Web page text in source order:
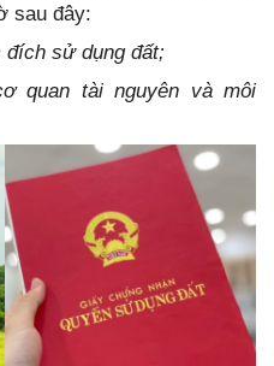
sau đây:
sử dụng đất;
quan tài nguyên và môi